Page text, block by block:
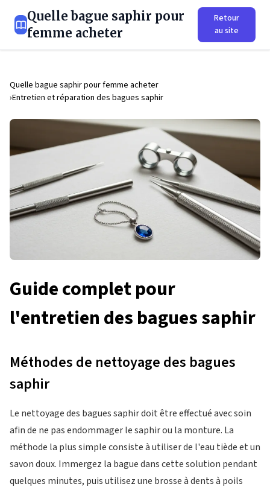
Quelle bague saphir pour
femme acheter
Retour
au site
Quelle bague saphir pour femme acheter
Entretien et réparation des bagues saphir
Guide complet pour
l'entretien des bagues saphir
Méthodes de nettoyage des bagues
saphir
Le nettoyage des bagues saphir doit être effectué avec soin
afin de ne pas endommager le saphir ou la monture. La
méthode la plus simple consiste à utiliser de l'eau tiède et un
savon doux. Immergez la bague dans cette solution pendant
quelques minutes, puis utilisez une brosse à dents à poils